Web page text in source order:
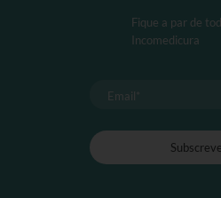
Fique a par de
Incomedicura